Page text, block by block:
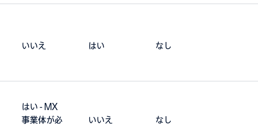
いいえ はい なし
はい - MX
事業体が必
いいえ なし